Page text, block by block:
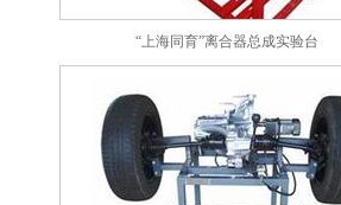
“上海同育”离合器总成实验台